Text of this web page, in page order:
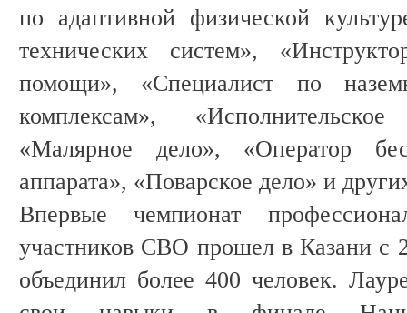
по адаптивной физической
технических систем»,
помощи», «Специалист по
комплексам»,
«Малярное дело», «Оператор
аппарата», «Поварское дело» и
Впервые чемпионат
участников СВО прошел в Казани с
объединил более 400 человек.